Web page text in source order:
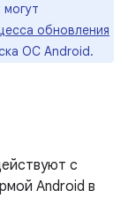
обновления
ОС Android.
с
Android в